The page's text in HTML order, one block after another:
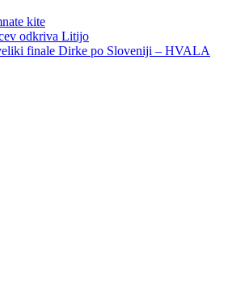
kite
odkriva Litijo
finale Dirke po Sloveniji – HVALA